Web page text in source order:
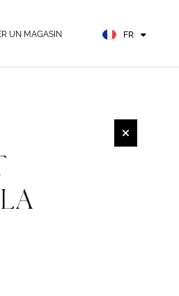
UN MAGASIN FR
DE